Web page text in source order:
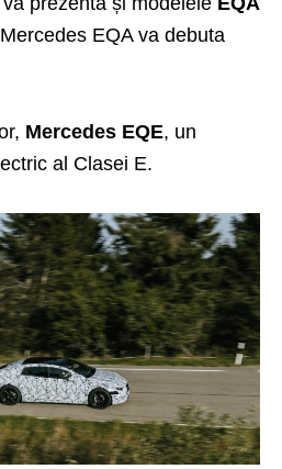
EQA va debuta
Mercedes EQE, un
al Clasei E.